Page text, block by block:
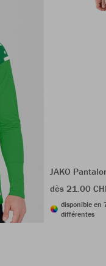
JAKO
dès 21.00
disponible en
différentes